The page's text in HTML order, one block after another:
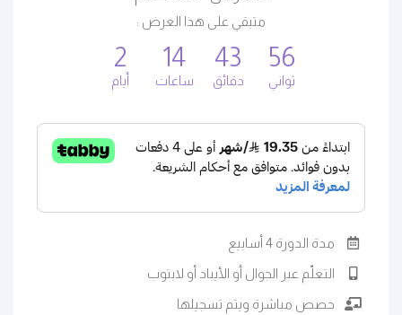
متبقي على هذا العرض :
2
أيام
14
ساعات
43
دقائق
56
ثواني
مدة الدورة 4 أسابيع
التعلّم عبر الجوال أو الأيباد أو لابتوب
حصص مباشرة ويتم تسجيلها